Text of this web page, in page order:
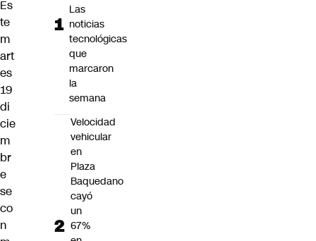
Es
te
m
art
es
19
di
cie
m
br
e
se
co
n
Las
noticias
tecnológicas
que
marcaron
la
semana
Velocidad
vehicular
en
Plaza
Baquedano
cayó
un
67%